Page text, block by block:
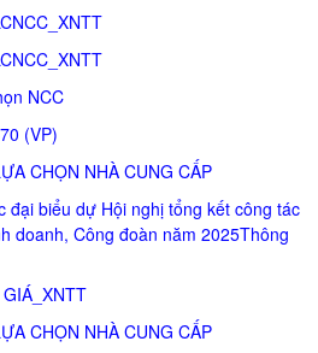
NCC
(VP)
CHỌN NHÀ CUNG CẤP
đại biểu dự Hội nghị tổng kết công tác
doanh, Công đoàn năm 2025Thông
CHỌN NHÀ CUNG CẤP